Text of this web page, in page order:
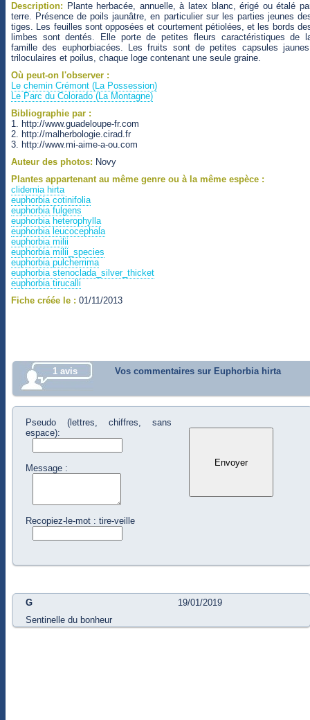
Description: Plante herbacée, annuelle, à latex blanc, érigé ou étalé
terre. Présence de poils jaunâtre, en particulier sur les parties jeunes
tiges. Les feuilles sont opposées et courtement pétiolées, et les bords
limbes sont dentés. Elle porte de petites fleurs caractéristiques de
famille des euphorbiacées. Les fruits sont de petites capsules
triloculaires et poilus, chaque loge contenant une seule graine.
Où peut-on l'observer :
Le chemin Crémont (La Possession)
Le Parc du Colorado (La Montagne)
Bibliographie par :
1. http://www.guadeloupe-fr.com
2. http://malherbologie.cirad.fr
3. http://www.mi-aime-a-ou.com
Auteur des photos: Novy
Plantes appartenant au même genre ou à la même espèce :
clidemia hirta
euphorbia cotinifolia
euphorbia fulgens
euphorbia heterophylla
euphorbia leucocephala
euphorbia milii
euphorbia milii_species
euphorbia pulcherrima
euphorbia stenoclada_silver_thicket
euphorbia tirucalli
Fiche créée le : 01/11/2013
1 avis Vos commentaires sur Euphorbia hirta
Pseudo (lettres, chiffres, sans
espace):
Message :
Recopiez-le-mot : tire-veille
G
19/01/2019
Sentinelle du bonheur